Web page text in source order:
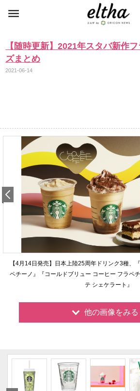
【随時更新】2021年スタバ新作
ズまとめ
2021-06-14
【4月14日発売】日本上陸25周年ドリンク3種、
ペチーノ』『コールドブリュー コーヒー フラペ
テ シェケラート』
他の画像をみる